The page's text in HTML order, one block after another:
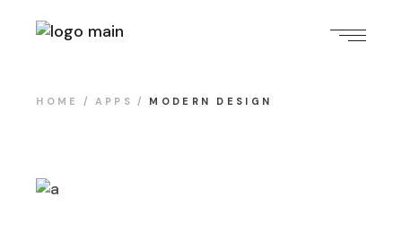
HOME APPS MODERN DESIGN